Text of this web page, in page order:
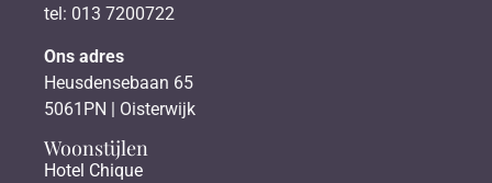
tel: 013 7200722
Ons adres
Heusdensebaan 65
5061PN | Oisterwijk
Woonstijlen
Hotel Chique